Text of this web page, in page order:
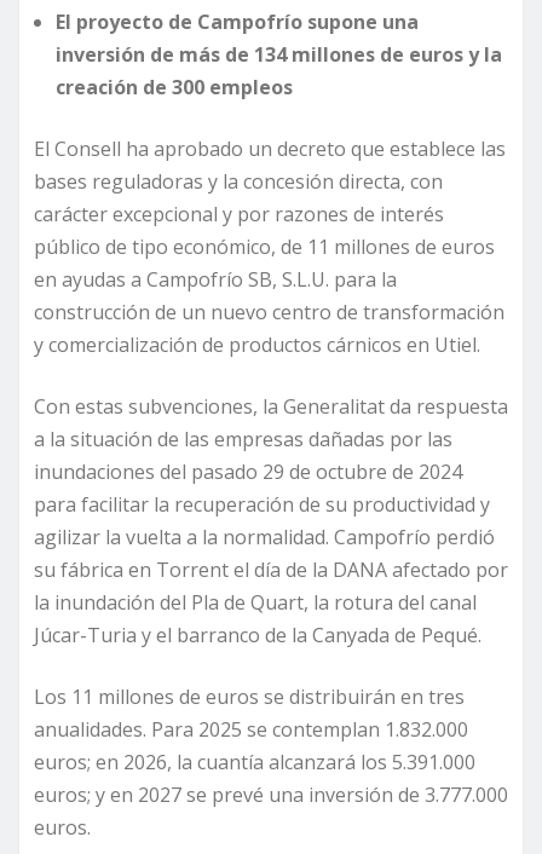
El proyecto de Campofrío supone una
inversión de más de 134 millones de euros y la
creación de 300 empleos
El Consell ha aprobado un decreto que establece las
bases reguladoras y la concesión directa, con
carácter excepcional y por razones de interés
público de tipo económico, de 11 millones de euros
en ayudas a Campofrío SB, S.L.U. para la
construcción de un nuevo centro de transformación
y comercialización de productos cárnicos en Utiel.
Con estas subvenciones, la Generalitat da respuesta
a la situación de las empresas dañadas por las
inundaciones del pasado 29 de octubre de 2024
para facilitar la recuperación de su productividad y
agilizar la vuelta a la normalidad. Campofrío perdió
su fábrica en Torrent el día de la DANA afectado por
la inundación del Pla de Quart, la rotura del canal
Júcar-Turia y el barranco de la Canyada de Pequé.
Los 11 millones de euros se distribuirán en tres
anualidades. Para 2025 se contemplan 1.832.000
euros; en 2026, la cuantía alcanzará los 5.391.000
euros; y en 2027 se prevé una inversión de 3.777.000
euros.